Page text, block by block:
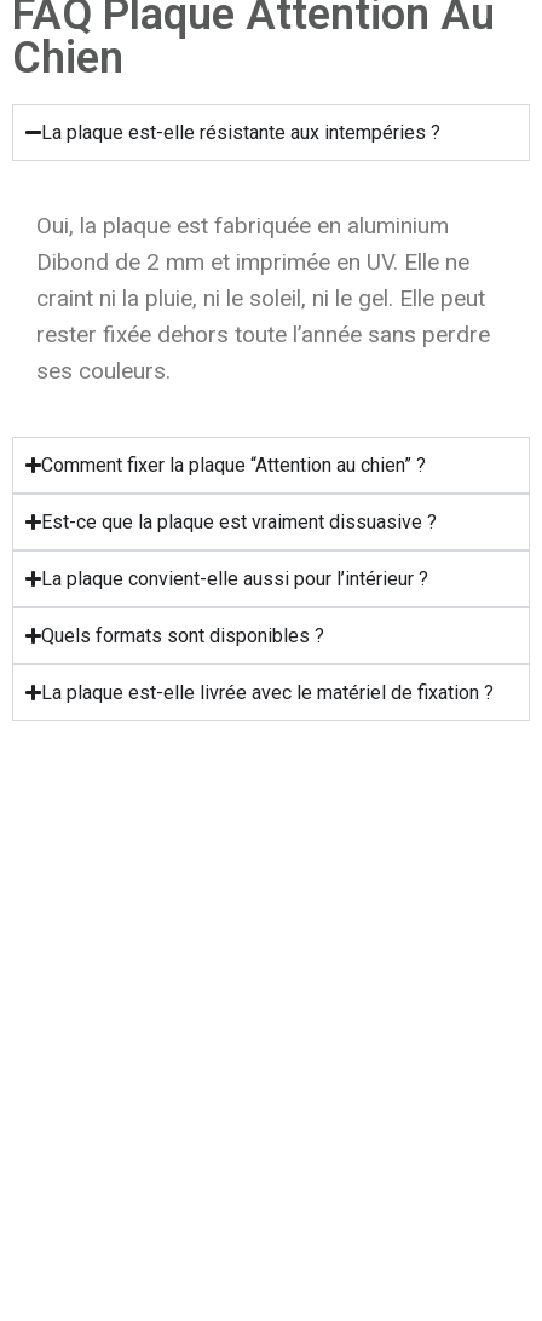
FAQ Plaque Attention Au
Chien
La plaque est-elle résistante aux intempéries ?
Oui, la plaque est fabriquée en aluminium
Dibond de 2 mm et imprimée en UV. Elle ne
craint ni la pluie, ni le soleil, ni le gel. Elle peut
rester fixée dehors toute l’année sans perdre
ses couleurs.
Comment fixer la plaque “Attention au chien” ?
Est-ce que la plaque est vraiment dissuasive ?
La plaque convient-elle aussi pour l’intérieur ?
Quels formats sont disponibles ?
La plaque est-elle livrée avec le matériel de fixation ?